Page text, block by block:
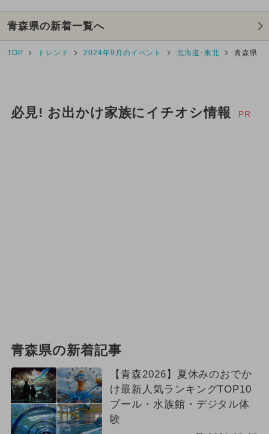
青森県の新着一覧へ
TOP トレンド 2024年9月のイベント 北海道･東北 青森県
必見! お出かけ家族にイチオシ情報 PR
青森県の新着記事
【青森2026】夏休みのおでか
け最新人気ランキングTOP10
プール・水族館・デジタル体
験